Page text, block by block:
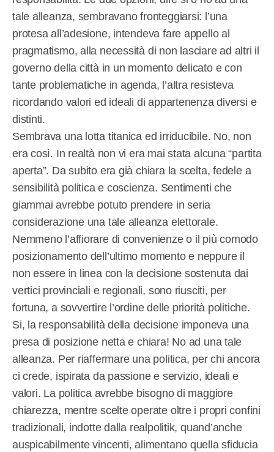
tale alleanza, sembravano fronteggiarsi: l’una
protesa all’adesione, intendeva fare appello al
pragmatismo, alla necessità di non lasciare ad altri il
governo della città in un momento delicato e con
tante problematiche in agenda, l’altra resisteva
ricordando valori ed ideali di appartenenza diversi e
distinti.
Sembrava una lotta titanica ed irriducibile. No, non
era così. In realtà non vi era mai stata alcuna “partita
aperta”. Da subito era già chiara la scelta, fedele a
sensibilità politica e coscienza. Sentimenti che
giammai avrebbe potuto prendere in seria
considerazione una tale alleanza elettorale.
Nemmeno l’affiorare di convenienze o il più comodo
posizionamento dell’ultimo momento e neppure il
non essere in linea con la decisione sostenuta dai
vertici provinciali e regionali, sono riusciti, per
fortuna, a sovvertire l’ordine delle priorità politiche.
Si, la responsabilità della decisione imponeva una
presa di posizione netta e chiara! No ad una tale
alleanza. Per riaffermare una politica, per chi ancora
ci crede, ispirata da passione e servizio, ideali e
valori. La politica avrebbe bisogno di maggiore
chiarezza, mentre scelte operate oltre i propri confini
tradizionali, indotte dalla realpolitik, quand’anche
auspicabilmente vincenti, alimentano quella sfiducia